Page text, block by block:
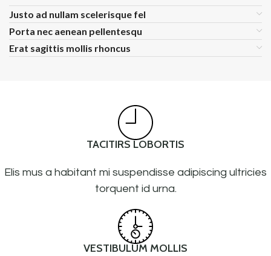
Justo ad nullam scelerisque fel
Porta nec aenean pellentesqu
Erat sagittis mollis rhoncus
TACITIRS LOBORTIS
Elis mus a habitant mi suspendisse adipiscing ultricies
torquent id urna.
VESTIBULUM MOLLIS